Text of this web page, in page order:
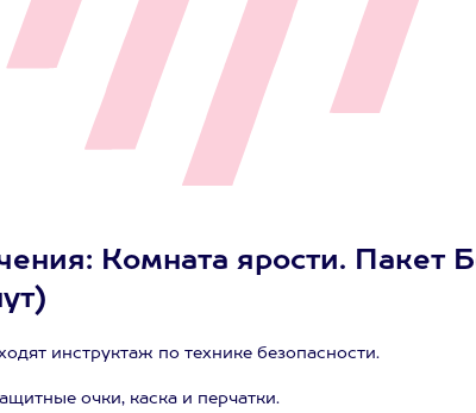
Комната ярости. Пакет
инструктаж по технике безопасности.
очки, каска и перчатки.